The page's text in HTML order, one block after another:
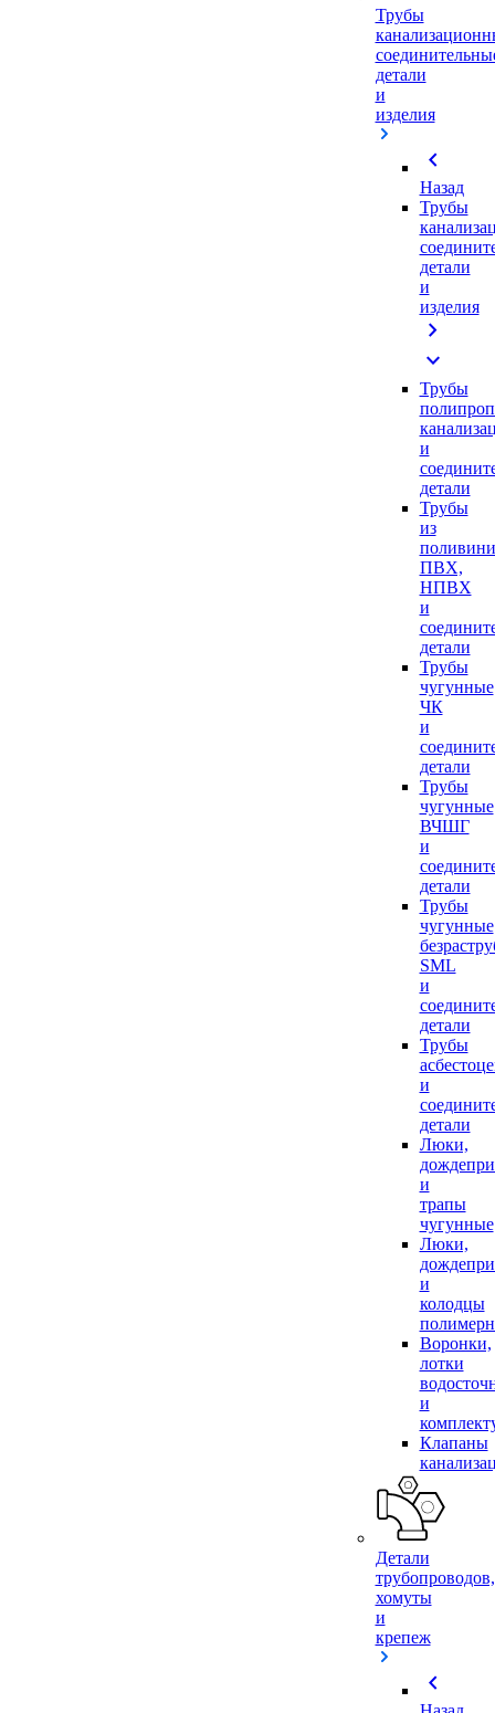
Трубы
детали
и
изделия
chevron_left
Назад
Трубы
детали
и
изделия
chevron_right
expand_more
Трубы
и
детали
Трубы
из
ПВХ,
НПВХ
и
детали
Трубы
чугунные
ЧК
и
детали
Трубы
чугунные
ВЧШГ
и
детали
Трубы
чугунные
SML
и
детали
Трубы
и
детали
Люки,
и
трапы
чугунные
Люки,
и
колодцы
Воронки,
лотки
и
Клапаны
Детали
трубопроводов,
хомуты
и
крепеж
chevron_left